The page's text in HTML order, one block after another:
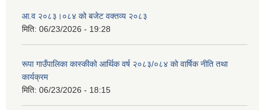
आ.व २०८३।०८४ को बजेट वक्तव्य २०८३
मिति: 06/23/2026 - 19:28
रूपा गाउँपालिका कास्कीको आर्थिक वर्ष २०८३/०८४ को वार्षिक नीति तथा
कार्यक्रम
मिति: 06/23/2026 - 18:15